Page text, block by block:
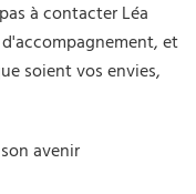
à contacter Léa
et
soient vos envies,
avenir